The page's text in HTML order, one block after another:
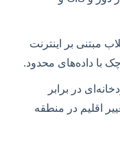
مبتنی بر اینترنت
در برابر
اقلیم در منطقه